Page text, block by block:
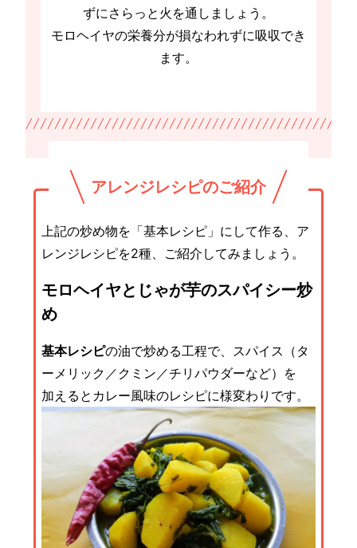
ずにさらっと火を通しましょう。
モロヘイヤの栄養分が損なわれずに吸収でき
ます。
アレンジレシピのご紹介
上記の炒め物を「基本レシピ」にして作る、ア
レンジレシピを2種、ご紹介してみましょう。
モロヘイヤとじゃが芋のスパイシー炒
め
基本レシピの油で炒める工程で、スパイス（タ
ーメリック／クミン／チリパウダーなど）を
加えるとカレー風味のレシピに様変わりです。